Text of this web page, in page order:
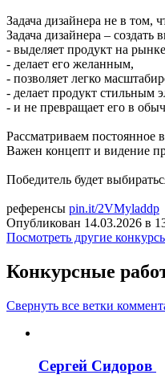
Задача дизайнера не в том,
Задача дизайнера –
- выделяет продукт на
- делает его желанным,
- позволяет легко
- делает продукт стильным
- и не превращает его в
Рассматриваем постоянное
Важен концепт и видение
Победитель будет
референсы pin.it/2VMyladdp
Опубликован 14.03.2026 в
Посмотреть другие
Конкурсные
Свернуть все ветки
Сергей Сидоров